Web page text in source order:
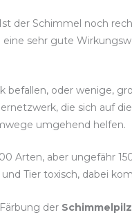
der Schimmel noch
sehr gute
befallen, oder wenige,
die sich auf
umgehend helfen.
Arten, aber ungefähr
Tier toxisch, dabei
der Schimmelpilz